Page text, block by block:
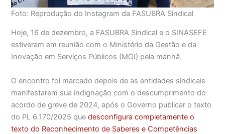
Foto: Reprodução do Instagram da FASUBRA Sindical
Hoje, 16 de dezembro, a FASUBRA Sindical e o SINASEFE
estiveram em reunião com o Ministério da Gestão e da
Inovação em Serviços Públicos (MGI) pela manhã.
O encontro foi marcado depois de as entidades sindicais
manifestarem sua indignação com o descumprimento do
acordo de greve de 2024, após o Governo publicar o texto
do PL 6.170/2025 quedesconfigura completamente o
texto do Reconhecimento de Saberes e Competências